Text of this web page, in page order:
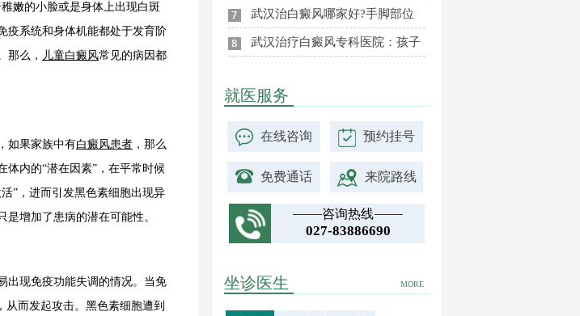
嫩的小脸或是身体上出现白斑
疫系统和身体机能都处于发育阶
那么， 儿童白癜风常见的病因都
如果家族中有白癜风患者 ，那么
体内的“潜在因素”，在平常时候
”，进而引发黑色素细胞出现异
增加了患病的潜在可能性。
现免疫功能失调的情况。当免
从而发起攻击。黑色素细胞遭到
武汉治白癜风哪家好?手脚部位
武汉治疗白癜风专科医院：孩子
就医服务
在线咨询 预约挂号
免费通话 来院路线
咨询热线
027-83886690
MORE
坐诊医生